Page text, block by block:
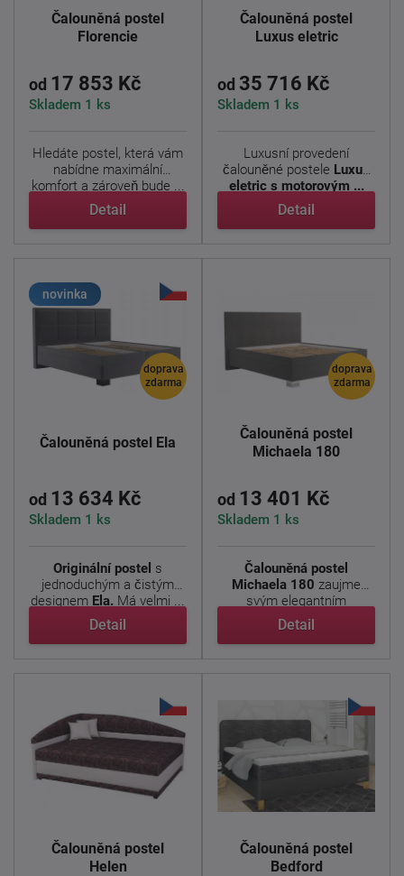
Čalouněná postel
Florencie
od 17 853 Kč
Skladem 1 ks
Hledáte postel, která vám
nabídne maximální
komfort a zároveň bude ...
Detail
Čalouněná postel
Luxus eletric
od 35 716 Kč
Skladem 1 ks
Luxusní provedení
čalouněné postele Luxus
eletric s motorovým ...
Detail
novinka
doprava
zdarma
Čalouněná postel Ela
od 13 634 Kč
Skladem 1 ks
Originální postel s
jednoduchým a čistým
designem Ela. Má velmi ...
Detail
doprava
zdarma
Čalouněná postel
Michaela 180
od 13 401 Kč
Skladem 1 ks
Čalouněná postel
Michaela 180 zaujme
svým elegantním
vzhledem a ...
Detail
Čalouněná postel
Helen
Čalouněná postel
Bedford